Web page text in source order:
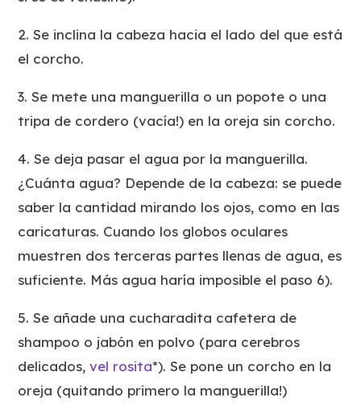
2. Se inclina la cabeza hacia el lado del que está
el corcho.
3. Se mete una manguerilla o un popote o una
tripa de cordero (vacía!) en la oreja sin corcho.
4. Se deja pasar el agua por la manguerilla.
¿Cuánta agua? Depende de la cabeza: se puede
saber la cantidad mirando los ojos, como en las
caricaturas. Cuando los globos oculares
muestren dos terceras partes llenas de agua, es
suficiente. Más agua haría imposible el paso 6).
5. Se añade una cucharadita cafetera de
shampoo o jabón en polvo (para cerebros
delicados,vel rosita*). Se pone un corcho en la
oreja (quitando primero la manguerilla!)